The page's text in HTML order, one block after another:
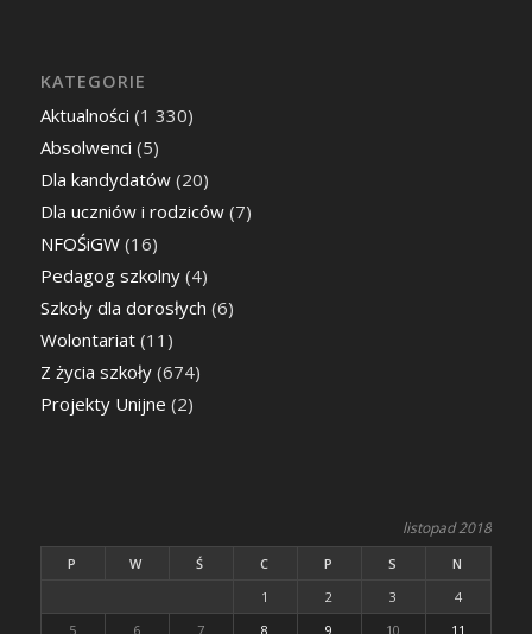
KATEGORIE
Aktualności (1 330)
Absolwenci (5)
Dla kandydatów(20)
Dla uczniów i rodziców(7)
NFOŚiGW(16)
Pedagog szkolny(4)
Szkoły dla dorosłych (6)
Wolontariat(11)
Z życia szkoły(674)
Projekty Unijne (2)
listopad 2018
P W Ś C P S
N
1
2 3
4
5
6 7 8 9 10 11